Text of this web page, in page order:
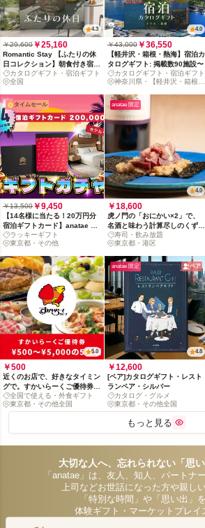
4.3
￥29,600 ￥25,160
Romantic Stay 【ふたりの休
日コレクション】朝食付き宿泊
カタログギフト: 掲載数900+施
設〜
カタログギフト・宿泊ギフト
全国
4.0
￥43,000￥36,550
【軽井沢・箱根・熱海】宿泊カ
タログギフト: 掲載数90施設〜
カタログギフト・宿泊ギフト
神奈川県・【軽井沢・箱根・
タイムセール
￥13,500 ￥9,450
【14名様に当たる！20万円分
宿泊ギフトカード】anatae ギ
フトガチャ
ラッキーギフト
東京都・その他
anatae 限定
4.0
￥18,600
虎ノ門の「おにかい×2」で、
名酒と味わう計算尽しのくずし
鮨寿司・飲み放題
東京都・港区
5.0
￥500
近くのお店で、好きなタイミン
グで。すかいらーくご優待券
（全国約2,600店舗対象）
全国で使える・外食ギフト
東京都・その他全国
anatae 限定 ペア
4.8
￥12,600
[ペア]カタログギフト・レスト
ランペア・シルバー
カタログ・グルメ
東京都・その他全国
もっと見る
大切な人へ、忘れられない「思
「anatae」は、友人、知人、パートナ
上司などお世話になった方や親し
「特別な時間」や「思い出」を
体験ギフト・マーケットプレイ